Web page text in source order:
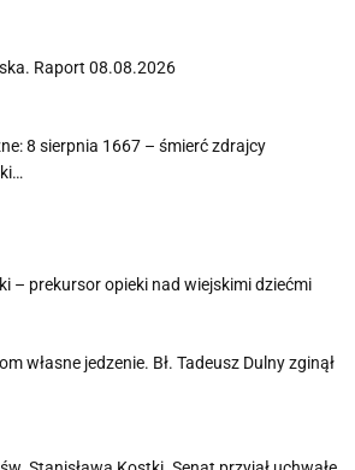
Raport 08.08.2026
8 sierpnia 1667 – śmierć zdrajcy
– prekursor opieki nad wiejskimi dziećmi
własne jedzenie. Bł. Tadeusz Dulny zginął